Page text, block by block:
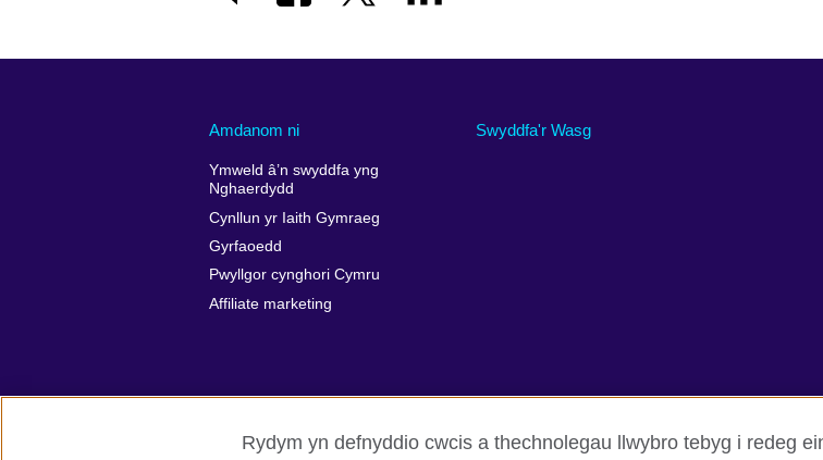
Amdanom ni
Ymweld â’n swyddfa yng
Nghaerdydd
Cynllun yr Iaith Gymraeg
Gyrfaoedd
Pwyllgor cynghori Cymru
Affiliate marketing
Swyddfa'r Wasg
Rydym yn defnyddio cwcis a thechnolegau llwybro tebyg i redeg